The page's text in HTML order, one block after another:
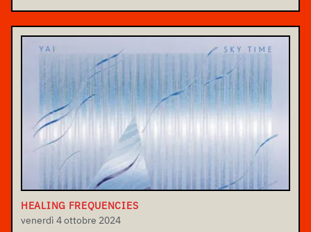
HEALING FREQUENCIES
venerdì 4 ottobre 2024